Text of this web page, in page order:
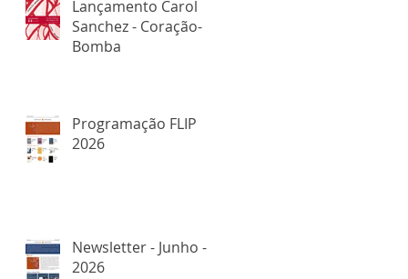
Lançamento Carol
Sanchez - Coração-
Bomba
Programação FLIP
2026
Newsletter - Junho -
2026